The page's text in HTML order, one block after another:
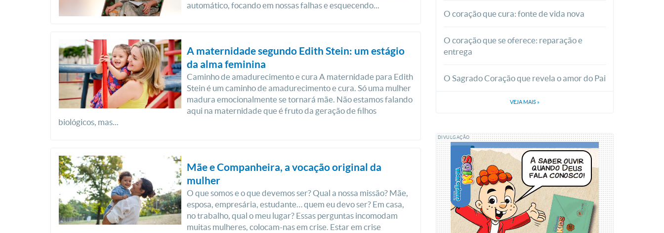
automático, focando em nossas falhas e esquecendo...
A maternidade segundo Edith Stein: um estágio
da alma feminina
Caminho de amadurecimento e cura A maternidade para Edith
Stein é um caminho de amadurecimento e cura. Só uma mulher
madura emocionalmente se tornará mãe. Não estamos falando
aqui na maternidade que é fruto da geração de filhos
biológicos, mas...
Mãe e Companheira, a vocação original da
mulher
O que somos e o que devemos ser? Qual a nossa missão? Mãe,
esposa, empresária, estudante… quem eu devo ser? Em casa,
no trabalho, qual o meu lugar? Essas perguntas incomodam
muitas mulheres, colocam-nas em crise. Estar em crise
O coração que cura: fonte de vida nova
O coração que se oferece: reparação e
entrega
O Sagrado Coração que revela o amor do Pai
VEJA MAIS »
DIVULGAÇÃO